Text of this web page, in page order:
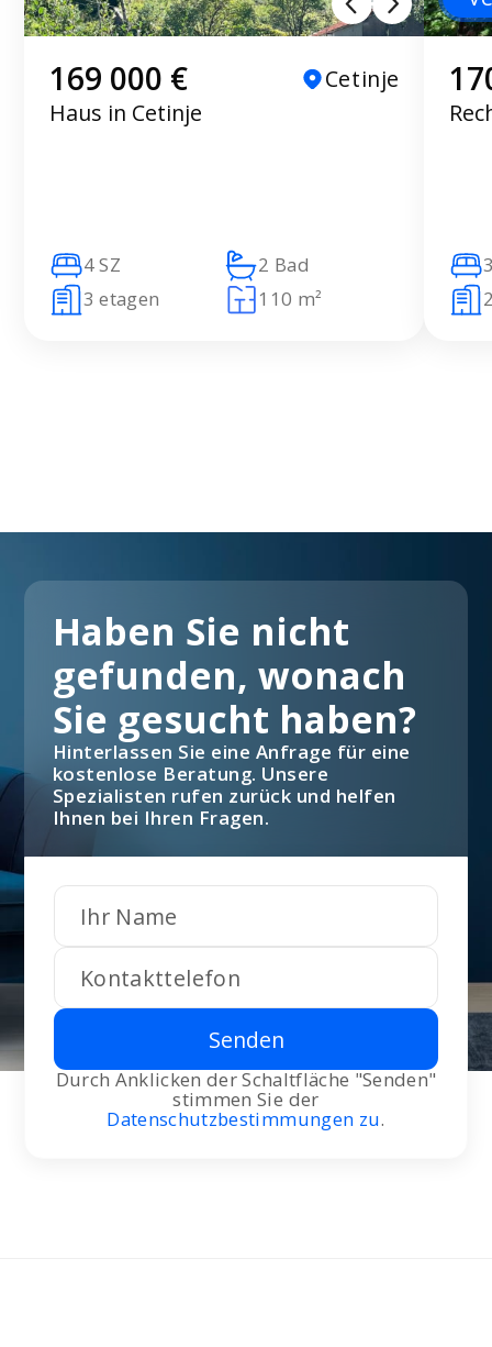
169 000 €
Cetinje
Haus in Cetinje
4 SZ
2 Bad
3 etagen
110 m²
Senden
Durch Anklicken der Schaltfläche "Senden"
stimmen Sie der
Datenschutzbestimmungen zu.
Haben Sie nicht
gefunden, wonach
Sie gesucht haben?
Hinterlassen Sie eine Anfrage für eine
kostenlose Beratung. Unsere
Spezialisten rufen zurück und helfen
Ihnen bei Ihren Fragen.